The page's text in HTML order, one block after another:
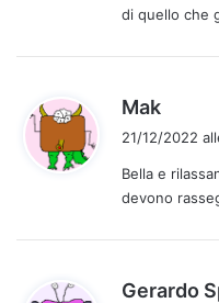
di quello che
Mak
e
t
21/12/2022
Bella e
devono
Gerardo